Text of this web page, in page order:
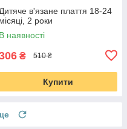
Дитяче в'язане плаття 18-24
місяці, 2 роки
В наявності
₴ 510 ₴
Купити